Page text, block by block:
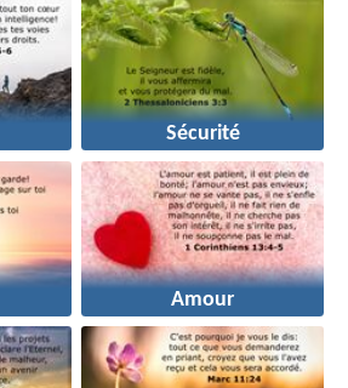
Sécurité
Amour